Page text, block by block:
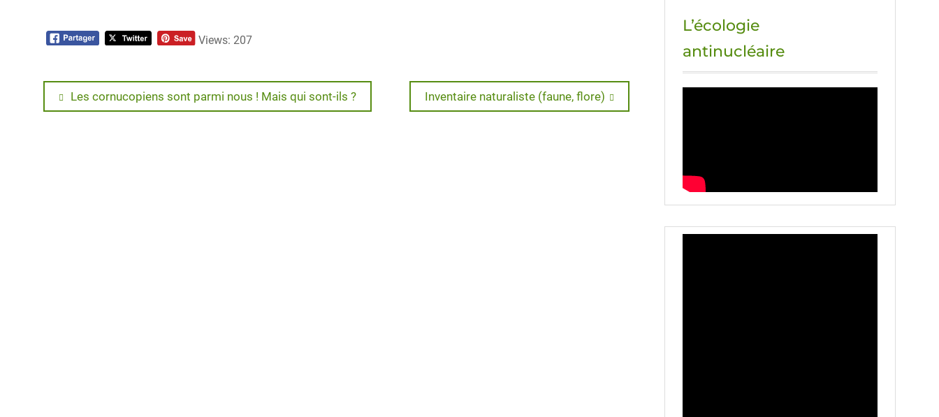
Views: 207
Navigation
Previous
post:
Les cornucopiens sont parmi nous ! Mais qui sont-ils ?
Next
post:
Inventaire naturaliste (faune, flore)
L’écologie
antinucléaire